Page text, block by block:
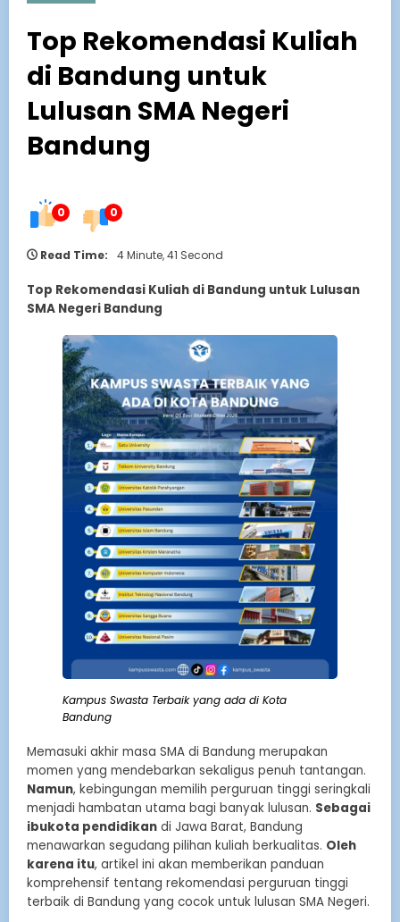
Top Rekomendasi Kuliah
di Bandung untuk
Lulusan SMA Negeri
Bandung
0 0
Read Time: 4 Minute, 41 Second
Top Rekomendasi Kuliah di Bandung untuk Lulusan
SMA Negeri Bandung
Kampus Swasta Terbaik yang ada di Kota
Bandung
Memasuki akhir masa SMA di Bandung merupakan
momen yang mendebarkan sekaligus penuh tantangan.
Namun, kebingungan memilih perguruan tinggi seringkali
menjadi hambatan utama bagi banyak lulusan. Sebagai
ibukota pendidikan di Jawa Barat, Bandung
menawarkan segudang pilihan kuliah berkualitas. Oleh
karena itu, artikel ini akan memberikan panduan
komprehensif tentang rekomendasi perguruan tinggi
terbaik di Bandung yang cocok untuk lulusan SMA Negeri.